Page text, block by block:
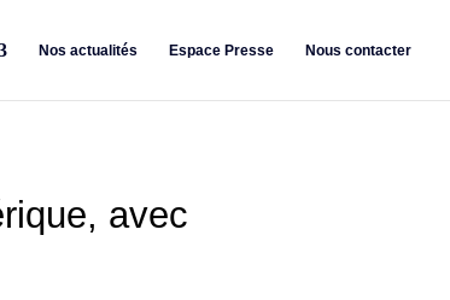
Nos actualités Espace Presse Nous contacter
avec